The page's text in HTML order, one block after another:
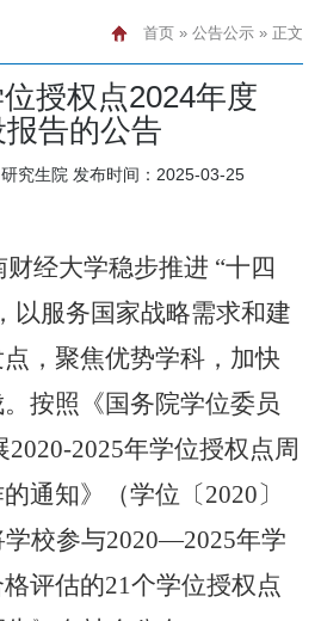
首页 » 公告公示 » 正文
授权点2024年度
报告的公告
究生院 发布时间：2025-03-25
财经大学稳步推进 “十四
以服务国家战略需求和建
，聚焦优势学科，加快
按照《国务院学位委员
2020-2025年学位授权点周
通知》（学位〔2020〕
学校参与2020—2025年学
评估的21个学位授权点